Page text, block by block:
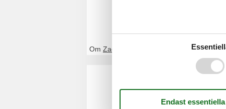
Om Zadar
Stuga
Genom Feline
enkelt och